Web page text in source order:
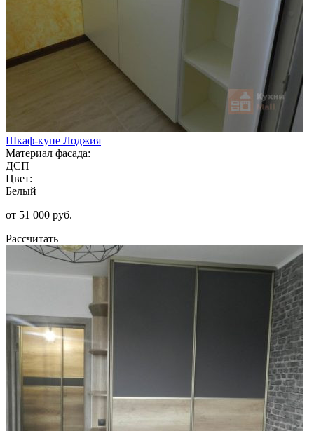
Шкаф-купе Лоджия
Материал фасада:
ДСП
Цвет:
Белый
от 51 000 руб.
Рассчитать